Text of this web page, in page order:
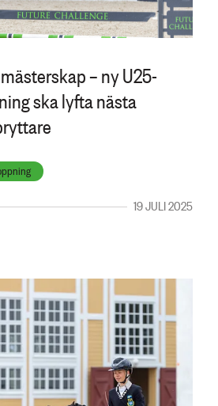
– ny U25-
ska lyfta nästa
19 JULI 2025